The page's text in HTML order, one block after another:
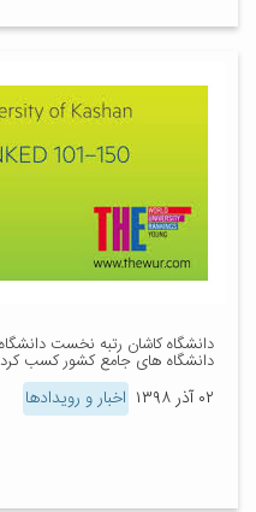
دانشگاه های جامع کشور کسب کرد
۰۲ آذر ۱۳۹۸ اخبار و رویدادها